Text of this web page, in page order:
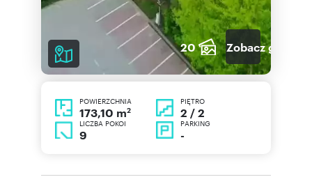
20 Zobacz galerię
POWIERZCHNIA
173,10 m2
PIĘTRO
2 / 2
LICZBA POKOI
9
PARKING
-